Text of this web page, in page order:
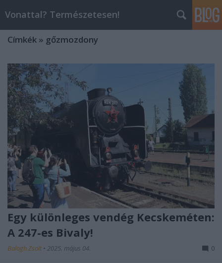
Vonattal? Természetesen!
Címkék » gőzmozdony
Egy különleges vendég Kecskeméten:
A 247-es Bivaly!
Balogh Zsolt • 2025. május 04. 0